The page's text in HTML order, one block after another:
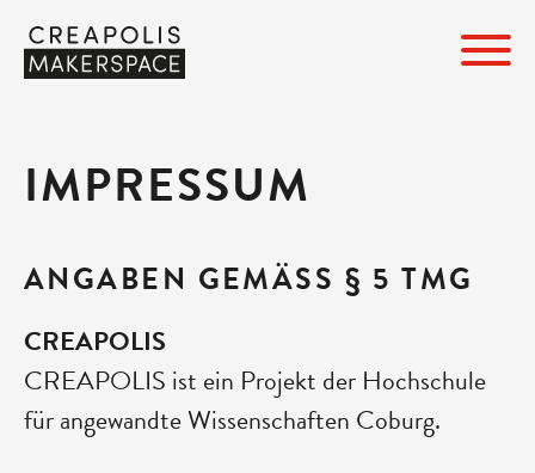
IMPRESSUM
ANGABEN GEMÄSS § 5 TMG
CREAPOLIS
CREAPOLIS ist ein Projekt der Hochschule
für angewandte Wissenschaften Coburg.